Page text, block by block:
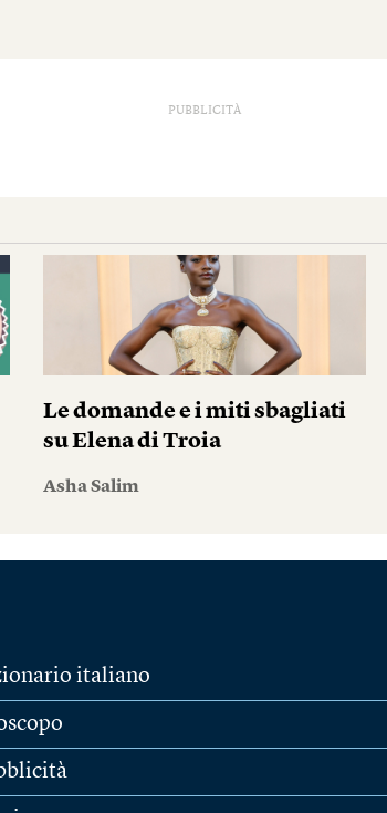
PUBBLICITÀ
Le domande e i miti sbagliati
su Elena di Troia
Asha Salim
italiano